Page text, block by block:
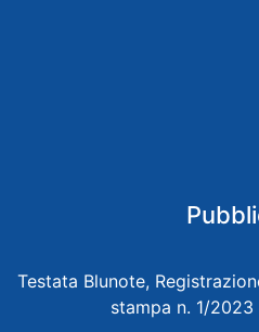
Testata Blunote,
stampa n. 1/